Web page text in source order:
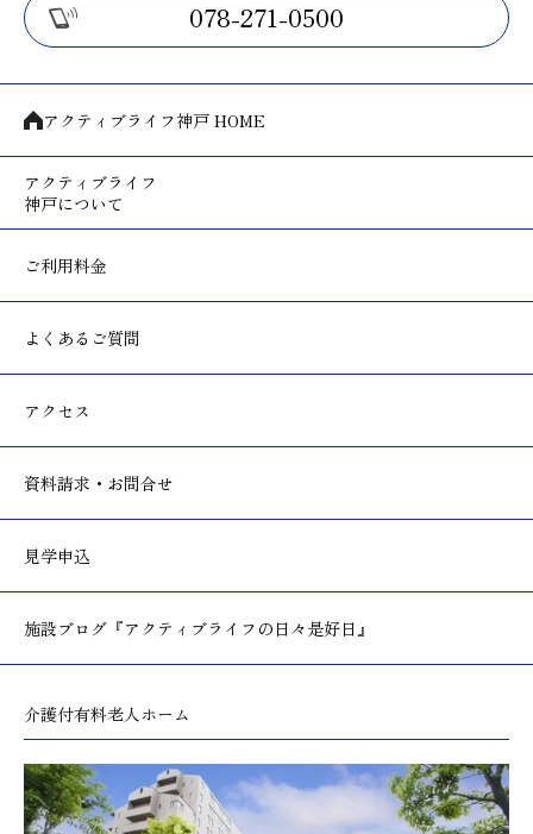
078-271-0500
アクティブライフ神戸 HOME
アクティブライフ
神戸について
ご利用料金
よくあるご質問
アクセス
資料請求・お問合せ
見学申込
施設ブログ 『アクティブライフの日々是好日』
介護付有料老人ホーム